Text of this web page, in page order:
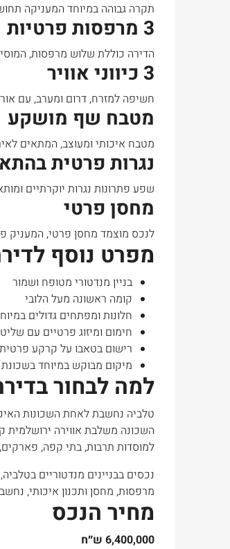
תקרה גבוהה במיוחד המעניקה
3 מרפסות פרטיות
הדירה כוללת שלוש מרפסות,
3 כיווני אוויר
חשיפה למזרח, דרום ומערב, עם אור
מטבח שף מושקע
מטבח איכותי ומעוצב, המתאים
נגרות פרטית
שפע פתרונות נגרות יוקרתיים
מחסן פרטי
לנכס מוצמד מחסן פרטי, המעניק
מפרט נוסף
בניין מנדטורי מטופח ושמור
קומה ראשונה מעל הלובי
חלונות ומפתחים גדולים
חימום ומיזוג פרטיים עם
רישום בטאבו על קרקע פרטית
מיקום מבוקש במיוחד
למה לבחור
טלביה נחשבת לאחת השכונות
השכונה משלבת אווירה ירושלמית
למוסדות תרבות, בתי קפה, פארקים,
נכסים בבניינים מנדטוריים
מרפסות, מחסן ותכנון איכותי,
מחיר הנכס
6,400,000 ש״ח
בטלביה
Israel
3